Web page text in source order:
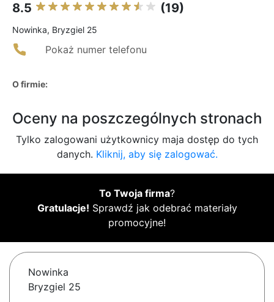
8.5 (19)
Nowinka, Bryzgiel 25
Pokaż numer telefonu
O firmie:
Oceny na poszczególnych stronach
Tylko zalogowani użytkownicy maja dostęp do tych
danych. Kliknij, aby się zalogować.
To Twoja firma?
Gratulacje! Sprawdź jak odebrać materiały
promocyjne!
Nowinka
Bryzgiel 25